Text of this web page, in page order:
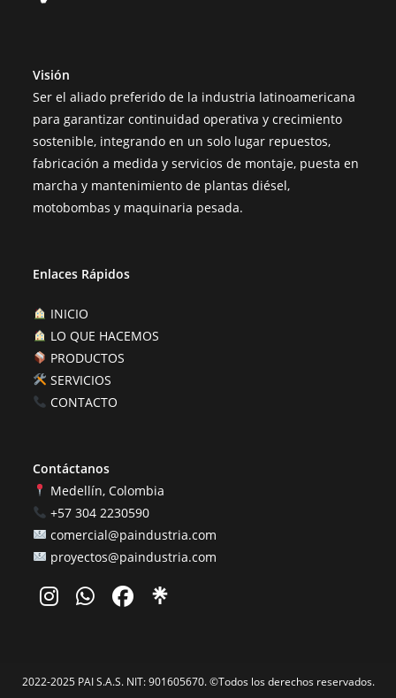
Visión
Ser el aliado preferido de la industria latinoamericana
para garantizar continuidad operativa y crecimiento
sostenible, integrando en un solo lugar repuestos,
fabricación a medida y servicios de montaje, puesta en
marcha y mantenimiento de plantas diésel,
motobombas y maquinaria pesada.
Enlaces Rápidos
INICIO
LO QUE HACEMOS
PRODUCTOS
SERVICIOS
CONTACTO
Contáctanos
Medellín, Colombia
+57 304 2230590
comercial@paindustria.com
proyectos@paindustria.com
2022-2025 PAI S.A.S. NIT: 901605670. ©Todos los derechos reservados.